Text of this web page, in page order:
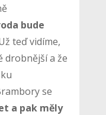
bude
teď vidíme,
drobnější a že
se
a pak měly